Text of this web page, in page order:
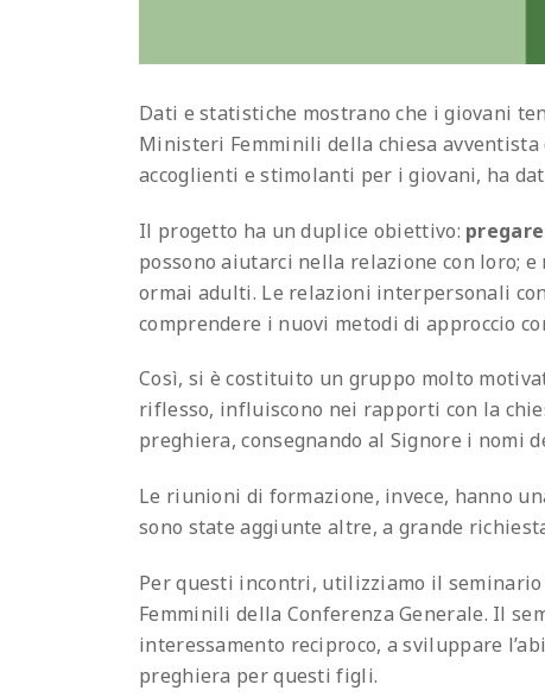
Dati e statistiche mostrano che i giovani
Ministeri Femminili della chiesa
accoglienti e stimolanti per i giovani, ha
Il progetto ha un duplice obiettivo: pregare
possono aiutarci nella relazione con loro; e
ormai adulti. Le relazioni interpersonali
comprendere i nuovi metodi di approccio
Così, si è costituito un gruppo molto
riflesso, influiscono nei rapporti con la
preghiera, consegnando al Signore i nomi
Le riunioni di formazione, invece, hanno
sono state aggiunte altre, a grande
Per questi incontri, utilizziamo il seminario
Femminili della Conferenza Generale. Il
interessamento reciproco, a sviluppare
preghiera per questi figli.